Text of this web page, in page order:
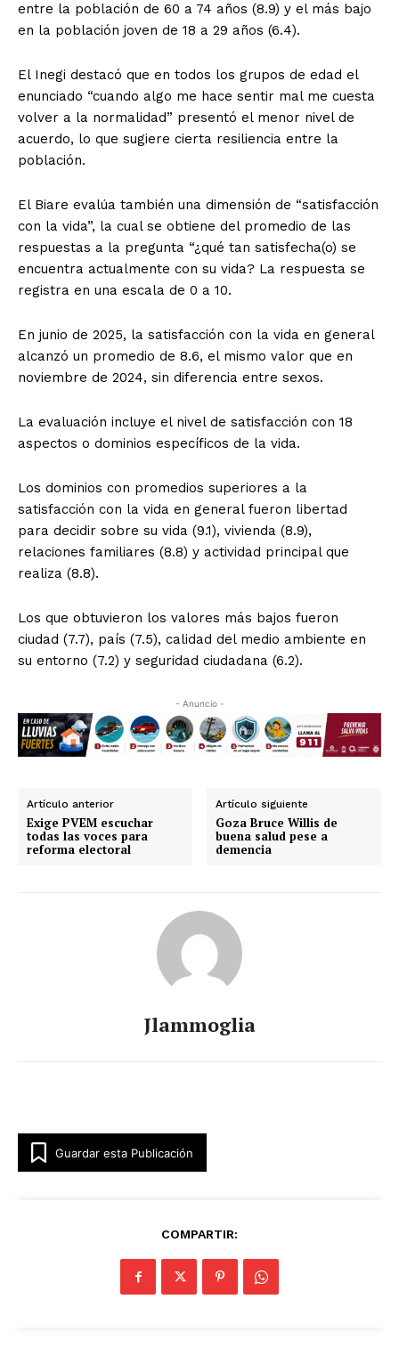
entre la población de 60 a 74 años (8.9) y el más bajo
en la población joven de 18 a 29 años (6.4).
El Inegi destacó que en todos los grupos de edad el
enunciado “cuando algo me hace sentir mal me cuesta
volver a la normalidad” presentó el menor nivel de
acuerdo, lo que sugiere cierta resiliencia entre la
población.
El Biare evalúa también una dimensión de “satisfacción
con la vida”, la cual se obtiene del promedio de las
respuestas a la pregunta “¿qué tan satisfecha(o) se
encuentra actualmente con su vida? La respuesta se
registra en una escala de 0 a 10.
En junio de 2025, la satisfacción con la vida en general
alcanzó un promedio de 8.6, el mismo valor que en
noviembre de 2024, sin diferencia entre sexos.
La evaluación incluye el nivel de satisfacción con 18
aspectos o dominios específicos de la vida.
Los dominios con promedios superiores a la
satisfacción con la vida en general fueron libertad
para decidir sobre su vida (9.1), vivienda (8.9),
relaciones familiares (8.8) y actividad principal que
realiza (8.8).
Los que obtuvieron los valores más bajos fueron
ciudad (7.7), país (7.5), calidad del medio ambiente en
su entorno (7.2) y seguridad ciudadana (6.2).
- Anuncio -
Artículo anterior
Exige PVEM escuchar
todas las voces para
reforma electoral
Artículo siguiente
Goza Bruce Willis de
buena salud pese a
demencia
Jlammoglia
Guardar esta Publicación
COMPARTIR: